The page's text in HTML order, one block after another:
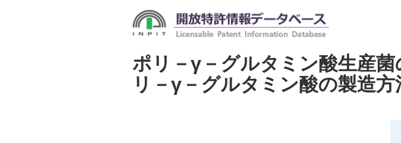
ポリ－γ－グルタミン酸生産
リ－γ－グルタミン酸の製造方